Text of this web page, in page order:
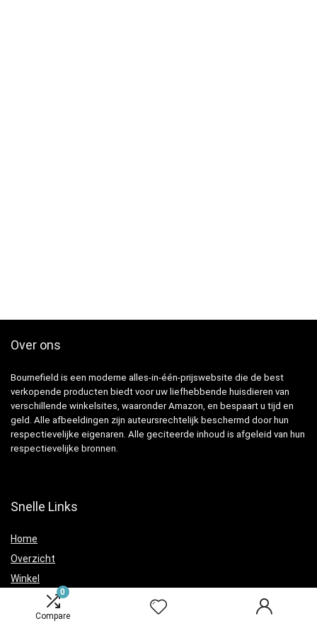
0
Compare
Over ons
Bournefield is een moderne alles-in-één-prijswebsite die de best
verkopende producten biedt voor uw liefhebbende huisdieren van
verschillende winkelsites, waaronder Amazon, en bespaart u tijd en
geld. Alle afbeeldingen zijn auteursrechtelijk beschermd door hun
respectievelijke eigenaren. Alle geciteerde inhoud is afgeleid van hun
respectievelijke bronnen.
Snelle Links
Home
Overzicht
Winkel